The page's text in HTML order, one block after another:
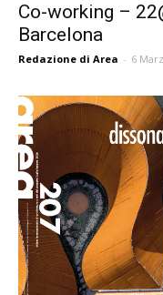
Co-working –
Barcelona
Redazione di Area - 6